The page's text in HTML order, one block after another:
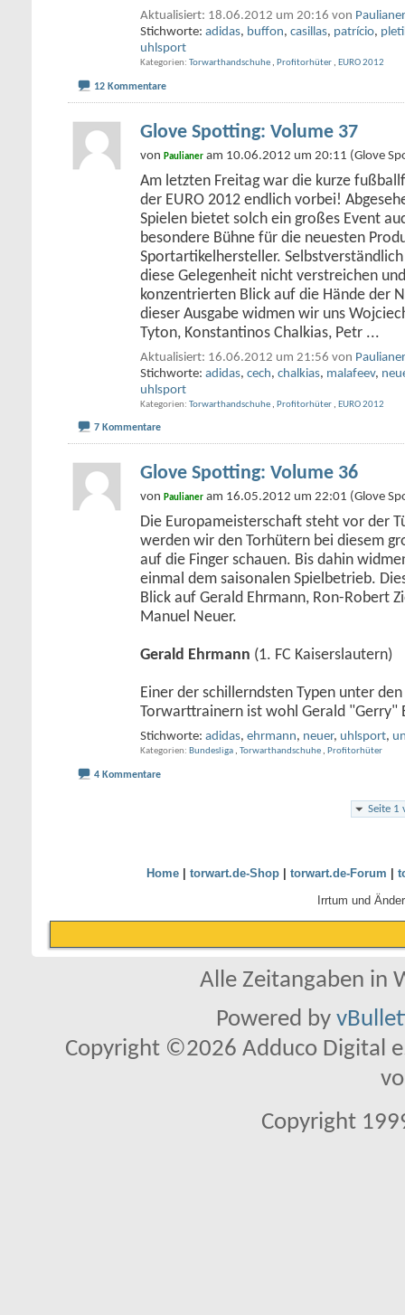
Aktualisiert: 18.06.2012 um 20:16 von Paulianer
Stichworte: adidas, buffon, casillas, patrício,
uhlsport
Kategorien Torwarthandschuhe , Profitorhüter , EURO 2012
12 Kommentare
Glove Spotting: Volume 37
von Paulianer am 10.06.2012 um 20:11 (Glove
Am letzten Freitag war die kurze
der EURO 2012 endlich vorbei!
Spielen bietet solch ein großes Event
besondere Bühne für die neuesten
Sportartikelhersteller.
diese Gelegenheit nicht verstreichen
konzentrierten Blick auf die Hände der
dieser Ausgabe widmen wir uns
Tyton, Konstantinos Chalkias, Petr ...
Aktualisiert: 16.06.2012 um 21:56 von Paulianer
Stichworte: adidas, cech, chalkias, malafeev,
uhlsport
Kategorien Torwarthandschuhe , Profitorhüter , EURO 2012
7 Kommentare
Glove Spotting: Volume 36
von Paulianer am 16.05.2012 um 22:01 (Glove
Die Europameisterschaft steht vor der
werden wir den Torhütern bei diesem
auf die Finger schauen. Bis dahin
einmal dem saisonalen Spielbetrieb.
Blick auf Gerald Ehrmann, Ron-Robert
Manuel Neuer.
Gerald Ehrmann (1. FC Kaiserslautern)
Einer der schillerndsten Typen unter
Torwarttrainern ist wohl Gerald "Gerry"
Stichworte: adidas, ehrmann, neuer, uhlsport,
Kategorien Bundesliga , Torwarthandschuhe , Profitorhüter
4 Kommentare
Seite 1
Home| torwart.de-Shop| torwart.de-Forum |
Irrtum und
Alle Zeitangaben in
Powered by
Copyright ©2026 Adduco Digital
Copyright